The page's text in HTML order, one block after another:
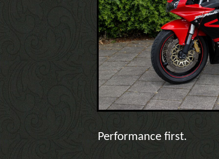
Performance first.